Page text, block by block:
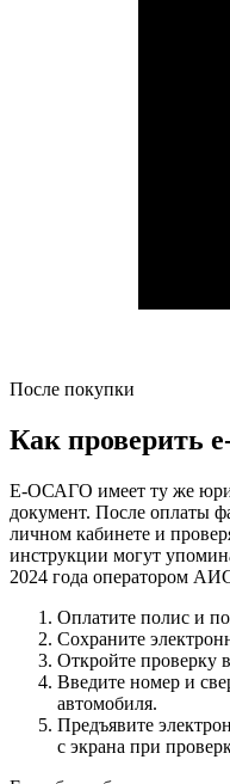
После покупки
Как проверить
Е-ОСАГО имеет ту же
документ. После оплаты
личном кабинете и
инструкции могут
2024 года оператором
Оплатите полис и
Сохраните
Откройте
Введите номер и
автомобиля.
Предъявите
с экрана при